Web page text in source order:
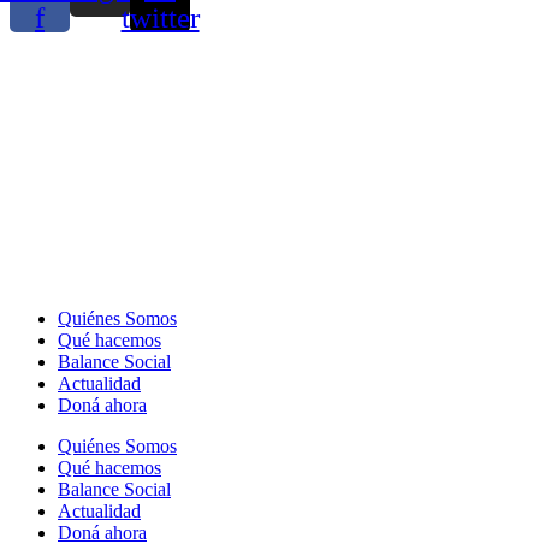
f
twitter
Quiénes Somos
Qué hacemos
Balance Social
Actualidad
Doná ahora
Quiénes Somos
Qué hacemos
Balance Social
Actualidad
Doná ahora